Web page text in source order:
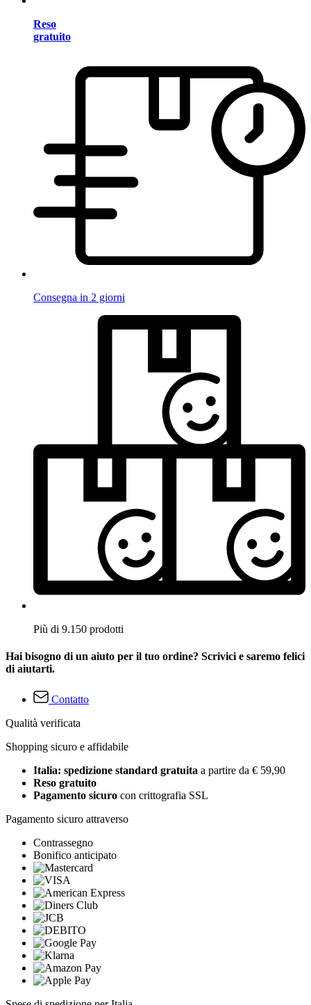
Reso
gratuito
Consegna in 2 giorni
Più di 9.150 prodotti
Hai bisogno di un aiuto per il tuo ordine? Scrivici e saremo felici
di aiutarti.
Contatto
Qualità verificata
Shopping sicuro e affidabile
Italia: spedizione standard gratuita a partire da € 59,90
Reso gratuito
Pagamento sicuro con crittografia SSL
Pagamento sicuro attraverso
Contrassegno
Bonifico anticipato